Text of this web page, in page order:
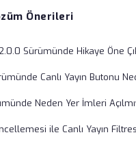
Önerileri
Sürümünde Hikaye Öne
Canlı Yayın Butonu
Neden Yer İmleri
ile Canlı Yayın